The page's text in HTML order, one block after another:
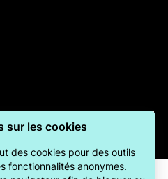
Français
sur les cookies
des cookies pour des outils
fonctionnalités anonymes.